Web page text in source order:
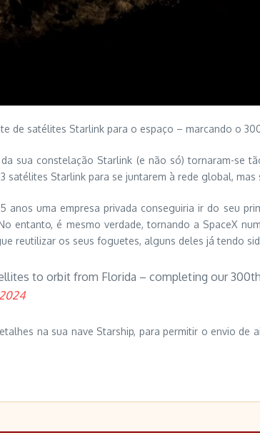
de satélites Starlink para o espaço – marcando o
sua constelação Starlink (e não só) tornaram-se
satélites Starlink para se juntarem à rede global,
anos uma empresa privada conseguiria ir do seu
entanto, é mesmo verdade, tornando a SpaceX
reutilizar os seus foguetes, alguns deles já tendo
to orbit from Florida – completing our
na sua nave Starship, para permitir o envio